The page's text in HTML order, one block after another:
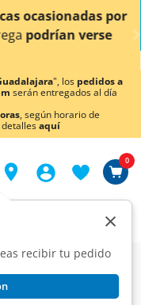
¡Ahora también en
", los pedidos a
serán entregados al día
, según horario de
aquí
recibir tu pedido
×
0
del Cabello